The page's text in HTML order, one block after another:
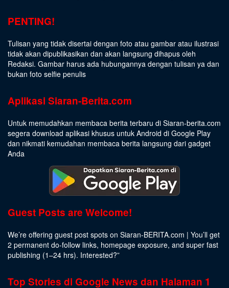
PENTING!
Tulisan yang tidak disertai dengan foto atau gambar atau ilustrasi
tidak akan dipublikasikan dan akan langsung dihapus oleh
Redaksi. Gambar harus ada hubungannya dengan tulisan ya dan
bukan foto selfie penulis
Aplikasi Siaran-Berita.com
Untuk memudahkan membaca berita terbaru di Siaran-berita.com
segera download aplikasi khusus untuk Android di Google Play
dan nikmati kemudahan membaca berita langsung dari gadget
Anda
Guest Posts are Welcome!
We’re offering guest post spots on Siaran-BERITA.com | You’ll get
2 permanent do-follow links, homepage exposure, and super fast
publishing (1–24 hrs). Interested?”
Top Stories di Google News dan Halaman 1